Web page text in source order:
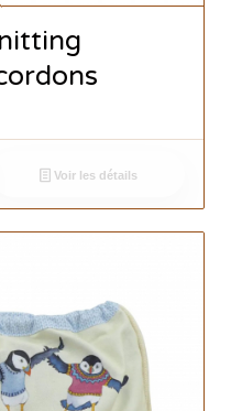
Voir les détails